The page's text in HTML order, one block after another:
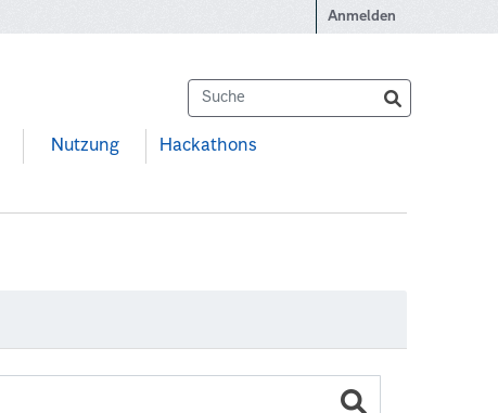
Anmelden
Nutzung Hackathons